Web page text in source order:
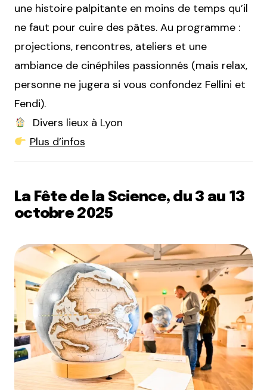
une histoire palpitante en moins de temps qu’il
ne faut pour cuire des pâtes. Au programme :
projections, rencontres, ateliers et une
ambiance de cinéphiles passionnés (mais relax,
personne ne jugera si vous confondez Fellini et
Fendi).
Divers lieux à Lyon
Plus d’infos
La Fête de la Science, du 3 au 13
octobre 2025